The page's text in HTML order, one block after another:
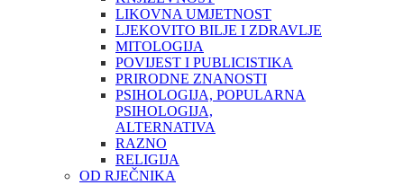
LIKOVNA UMJETNOST
LJEKOVITO BILJE I ZDRAVLJE
MITOLOGIJA
POVIJEST I PUBLICISTIKA
PRIRODNE ZNANOSTI
PSIHOLOGIJA, POPULARNA
PSIHOLOGIJA,
ALTERNATIVA
RAZNO
RELIGIJA
OD RJEČNIKA